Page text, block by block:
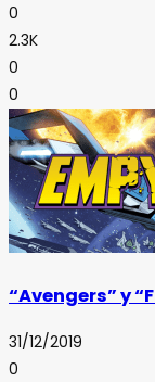
0
2.3K
0
0
“Avengers” y
31/12/2019
0